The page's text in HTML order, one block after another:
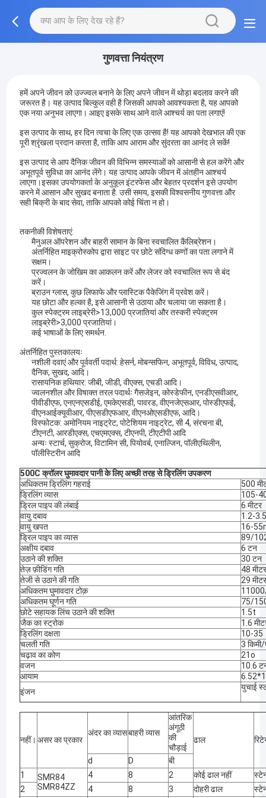
गुणवत्ता नियंत्रण
हमें अपने जीवन को उज्ज्वल बनाने के लिए अपने जीवन में थोड़ा बदलाव करने की
जरूरत है। यह उत्पाद बिल्कुल वही है जिसकी आपको आवश्यकता है, यह आपको
एक नया अनुभव लाएगा। आइए इसके साथ आने वाले आश्चर्य का पता लगाएं!
इस उत्पाद के साथ, हर दिन त्वचा के लिए एक उत्सव है! यह आपको देखभाल की एक
पूरी श्रृंखला प्रदान करता है, ताकि आप आराम और सुंदरता का आनंद ले सकें!
इस उत्पाद से आप दैनिक जीवन की विभिन्न समस्याओं को आसानी से हल करेंगे और
अभूतपूर्व सुविधा का आनंद लेंगे। यह उत्पाद आपके जीवन में अंतहीन आश्चर्य
लाएगा।इसका उपयोगकर्ता के अनुकूल इंटरफेस और बेहतर प्रदर्शन इसे उपयोग
करने में आसान और सुखद बनाता है. उसी समय, इसकी विश्वसनीय गुणवत्ता और
सही बिक्री के बाद सेवा, ताकि आपको कोई चिंता न हो।
तकनीकी विशेषताएं:
मैनुअल ऑपरेशन और बाहरी सामान के बिना स्वचालित कैलिब्रेशन।
अंतर्निहित माइक्रोस्कोप द्वारा साइट पर छोटे संदिग्ध कणों का पता लगाने में
सक्षम।
प्रज्वलन के जोखिम का आकलन करें और लेजर को स्वचालित रूप से बंद
करें।
ब्राउन ग्लास, कुछ लिफाफे और प्लास्टिक पैकेजिंग में प्रवेश करें।
यह छोटा और हल्का है, इसे आसानी से उठाया और चलाया जा सकता है।
कुल स्पेक्ट्रम लाइब्रेरी>13,000 प्रजातियां और तस्करी स्पेक्ट्रम
लाइब्रेरी>3,000 प्रजातियां।
कई भाषाओं के लिए समर्थन.
अंतर्निहित पुस्तकालयः
नशीली दवाएं और पूर्ववर्ती पदार्थ: हेसर्न, मोबन्सफिन, अभूतपूर्व, विविध, उत्पाद,
दैनिक, सुखद, आदि।
रासायनिक हथियार: जीबी, जीडी, वीएक्स, एचडी आदि।
ज्वलनशील और विषाक्त तरल पदार्थः गैसजेइन, कोस्डेफीन, एनडीएसवीआर,
पीवीडीएफ, एनएनएसडीई, एमकेएसडी, पावरड, वीएनजेएसआर, पोस्डीएफई,
वीएनआईक्यूवीआर, पीएसडीएफआर, वीएनओएसडीएफ, आदि।
विस्फोटक: अमोनियम नाइट्रेट, पोटेशियम नाइट्रेट, सी 4, संरचना बी,
टीएनटी, आरडीएक्स, एचएमएक्स, टीएनपी, टीएटीपी आदि
अन्यः स्टार्च, सुक्रोज, विटामिन सी, पियोवर्ब, एनाल्जिन, पॉलीएथिलीन,
पॉलीस्टिरीन आदि
500C क्रॉलर घुमावदार पानी के लिए अच्छी तरह से ड्रिलिंग उपकरण
अधिकतम ड्रिलिंग गहराई
500
ड्रिलिंग व्यास
105-
ड्रिल पाइप की लंबाई
6 मीटर
वायु दबाव
1.2-
वायु खपत
16-
ड्रिल पाइप का व्यास
89/102
अक्षीय दबाव
6 टन
उठाने की शक्ति
30 टन
तेज़ फ़ीडिंग गति
48
तेजी से उठाने की गति
29
अधिकतम घुमावदार टोक़
अधिकतम घूर्णन गति
75/
छोटे सहायक लिंच उठाने की शक्ति
1.5t
जैक का स्ट्रोक
1.6
ड्रिलिंग दक्षता
10-35
चलती गति
3
चढ़ाव का कोण
21o
वजन
10.6
आयाम
इंजन
युचाई
नहीं। असर का प्रकार
अंदर का व्यासबाहरी व्यास
आंतरिक
अंगूठी
की
चौड़ाई
ढाल
d D
बी
1
SMR84
SMR84ZZ
4 8 2 कोई ढाल नहीं
2
4 8 3 दोहरी ढाल